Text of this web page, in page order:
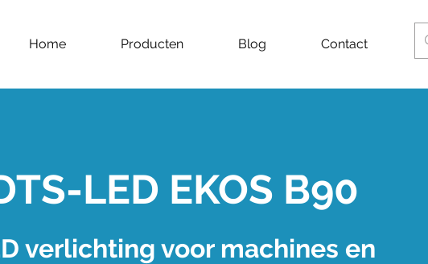
Home Producten Blog Contact
verlichting voor machines en
LED EKOS B90